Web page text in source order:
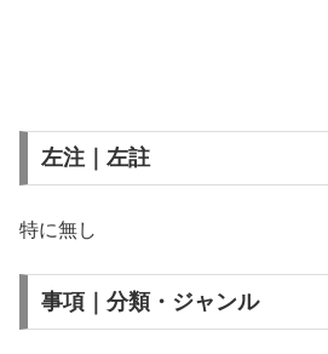
左注｜左註
特に無し
事項｜分類・ジャンル